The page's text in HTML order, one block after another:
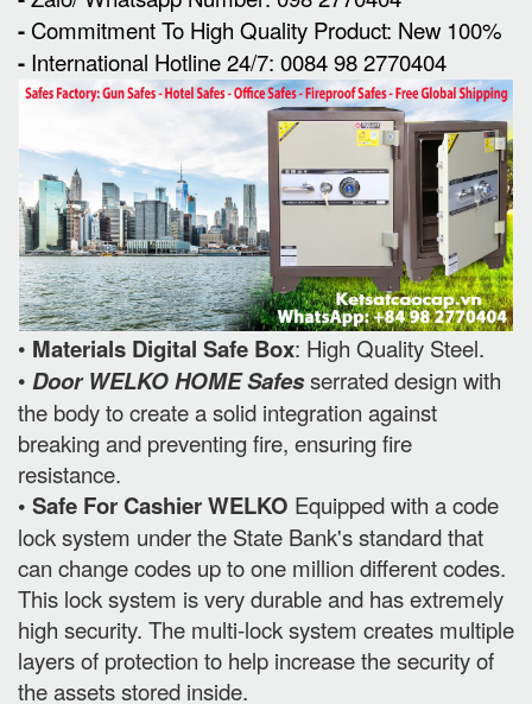
- Commitment To High Quality Product: New 100%
- International Hotline 24/7: 0084 98 2770404
• Materials Digital Safe Box: High Quality Steel.
• Door WELKO HOME Safesserrated design with
the body to create a solid integration against
breaking and preventing fire, ensuring fire
resistance.
• Safe For Cashier WELKO Equipped with a code
lock system under the State Bank's standard that
can change codes up to one million different codes.
This lock system is very durable and has extremely
high security. The multi-lock system creates multiple
layers of protection to help increase the security of
the assets stored inside.